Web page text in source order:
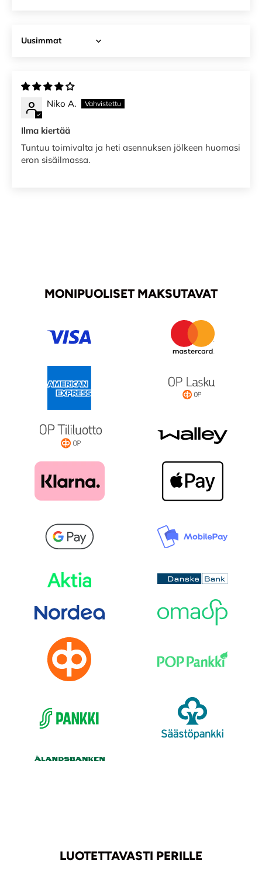
Sort by
Niko A.
Ilma kiertää
Tuntuu toimivalta ja heti asennuksen jölkeen huomasi
eron sisäilmassa.
MONIPUOLISET MAKSUTAVAT
LUOTETTAVASTI PERILLE